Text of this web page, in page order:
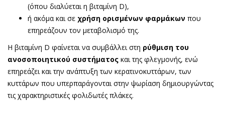
(όπου διαλύεται η βιταμίνη D),
ή ακόμα και σε χρήση ορισμένων φαρμάκων που
επηρεάζουν τον μεταβολισμό της.
Η βιταμίνη D φαίνεται να συμβάλλει στη ρύθμιση του
ανοσοποιητικού συστήματος και της φλεγμονής, ενώ
επηρεάζει και την ανάπτυξη των κερατινοκυττάρων, των
κυττάρων που υπερπαράγονται στην ψωρίαση δημιουργώντας
τις χαρακτηριστικές φολιδωτές πλάκες.